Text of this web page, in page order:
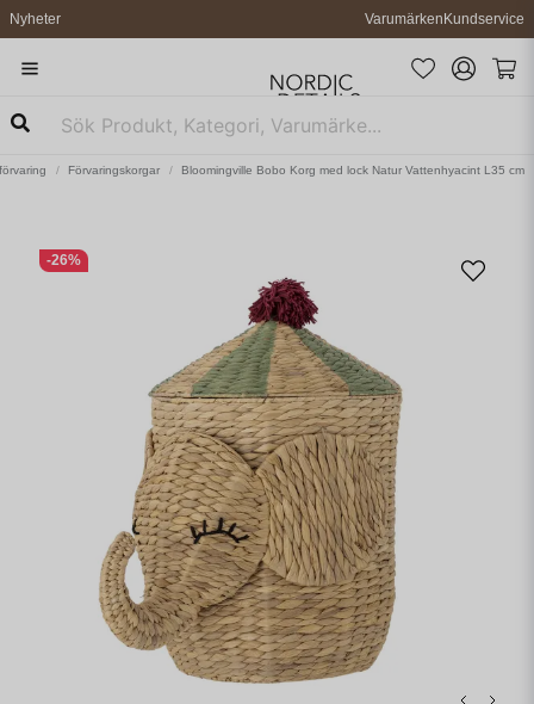
Nyheter VarumärkenKundservice
Förvaringskorgar Bloomingville Bobo Korg med lock Natur Vattenhyacint L35 cm
-26%